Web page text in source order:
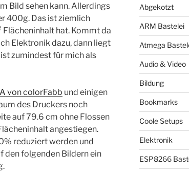
Bild sehen kann. Allerdings
400g. Das ist ziemlich
Flächeninhalt hat. Kommt da
Elektronik dazu, dann liegt
zumindest für mich als
von colorFabb und einigen
des Druckers noch
auf 79.6 cm ohne Flossen
angestiegen.
reduziert werden und
den folgenden Bildern ein
Abgekotzt
ARM Bastelei
Atmega
Audio & Video
Bildung
Bookmarks
Coole Setups
Elektronik
ESP8266